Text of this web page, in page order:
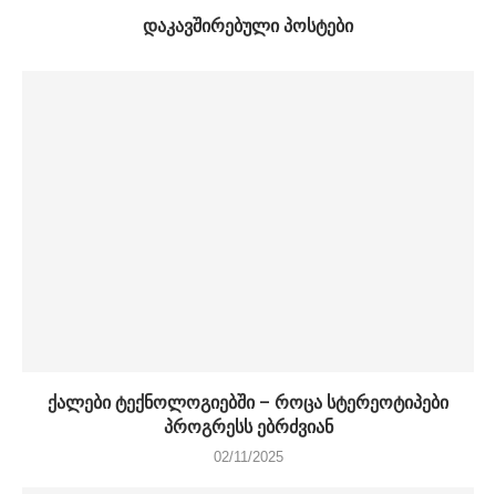
ᲓᲐᲙᲐᲕᲨᲘᲠᲔᲑᲣᲚᲘ ᲞᲝᲡᲢᲔᲑᲘ
ქალები ტექნოლოგიებში – როცა სტერეოტიპები
პროგრესს ებრძვიან
02/11/2025